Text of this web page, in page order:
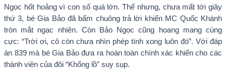
Ngọc hốt hoảng vì con số quá lớn. Thế nhưng, chưa mất tới giây
thứ 3, bé Gia Bảo đã bấm chuông trả lời khiến MC Quốc Khánh
tròn mắt ngạc nhiên. Còn Bảo Ngọc cũng hoang mang cùng
cực: “Trời ơi, cô còn chưa nhìn phép tính xong luôn đó”. Với đáp
án 839 mà bé Gia Bảo đưa ra hoàn toàn chính xác khiến cho các
thành viên của đôi “Khổng lồ” suy sụp.